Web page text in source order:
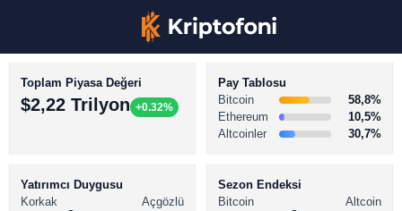
BİTCOİN HABERLERİ
Toplam Piyasa Değeri
$2,22 Trilyon +0.32%
Pay Tablosu
Bitcoin
58,8%
Ethereum
10,5%
Altcoinler
30,7%
Yatırımcı Duygusu
Korkak
Açgözlü
Sezon Endeksi
Bitcoin
Altcoin